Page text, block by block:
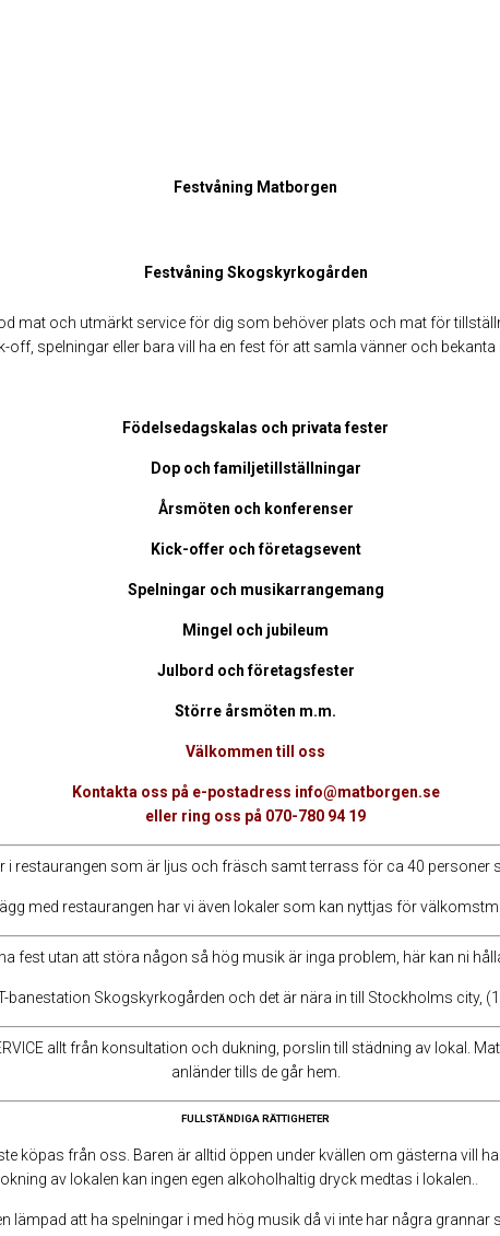
öl cider
Festvåning Matborgen
Festvåning Skogskyrkogården
mat och utmärkt service för dig som behöver plats och mat för
off, spelningar eller bara vill ha en fest för att samla vänner och bekanta
Födelsedagskalas och privata fester
Dop och familjetillställningar
Årsmöten och konferenser
Kick-offer och företagsevent
Spelningar och musikarrangemang
Mingel och jubileum
Julbord och företagsfester
Större årsmöten m.m.
Välkommen till oss
Kontakta oss på e-postadress info@matborgen.se
eller ring oss på 070-780 94 19
i restaurangen som är ljus och fräsch samt terrass för ca 40 personer
med restaurangen har vi även lokaler som kan nyttjas för
fest utan att störa någon så hög musik är inga problem, här kan ni
banestation Skogskyrkogården och det är nära in till Stockholms city,
allt från konsultation och dukning, porslin till städning av lokal.
anländer tills de går hem.
FULLSTÄNDIGA RÄTTIGHETER
köpas från oss. Baren är alltid öppen under kvällen om gästerna vill
av lokalen kan ingen egen alkoholhaltig dryck medtas i lokalen..
lämpad att ha spelningar i med hög musik då vi inte har några grannar